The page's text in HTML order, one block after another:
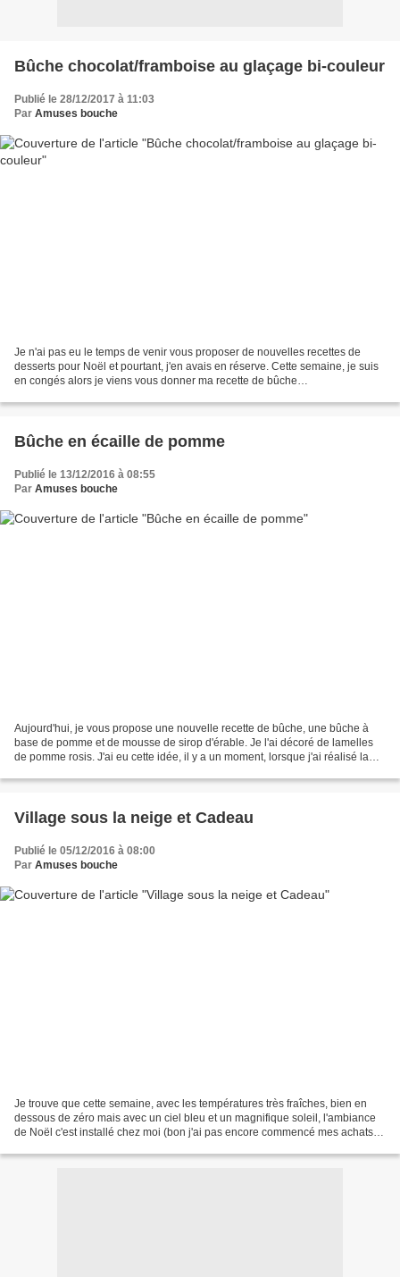
Bûche chocolat/framboise au glaçage bi-couleur
Publié le 28/12/2017 à 11:03
Par Amuses bouche
Je n'ai pas eu le temps de venir vous proposer de nouvelles recettes de
desserts pour Noël et pourtant, j'en avais en réserve. Cette semaine, je suis
en congés alors je viens vous donner ma recette de bûche
Bûche en écaille de pomme
Publié le 13/12/2016 à 08:55
Par Amuses bouche
Aujourd'hui, je vous propose une nouvelle recette de bûche, une bûche à
base de pomme et de mousse de sirop d'érable. Je l'ai décoré de lamelles
de pomme rosis. J'ai eu cette idée, il y a un moment, lorsque j'ai réalisé la
Village sous la neige et Cadeau
Publié le 05/12/2016 à 08:00
Par Amuses bouche
Je trouve que cette semaine, avec les températures très fraîches, bien en
dessous de zéro mais avec un ciel bleu et un magnifique soleil, l'ambiance
de Noël c'est installé chez moi (bon j'ai pas encore commencé mes achats